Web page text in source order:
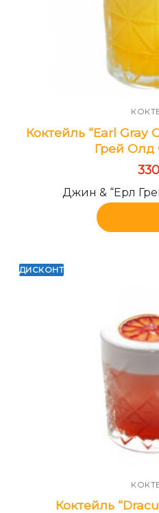
Коктейль “Earl Gray
Грей
330
Джин & “Ерл
ДИСКОНТ
Коктейль